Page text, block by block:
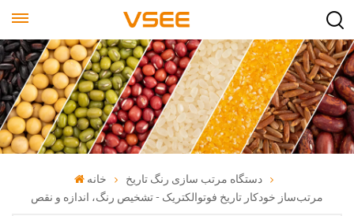
خانه
دستگاه مرتب سازی رنگ تاریخ
مرتب‌ساز خودکار تاریخ فوتوالکتریک - تشخیص رنگ، اندازه و نقص